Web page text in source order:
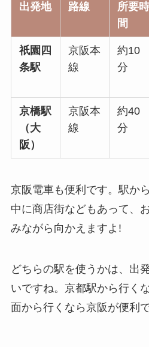
出発地 路線
所要時
間
祇園四
条駅
京阪本
線
約10
分
京橋駅
（大
阪）
京阪本
線
約40
分
京阪電車も便利です。駅か
中に商店街などもあって、
みながら向かえますよ!
どちらの駅を使うかは、出
いですね。京都駅から行く
面から行くなら京阪が便利で